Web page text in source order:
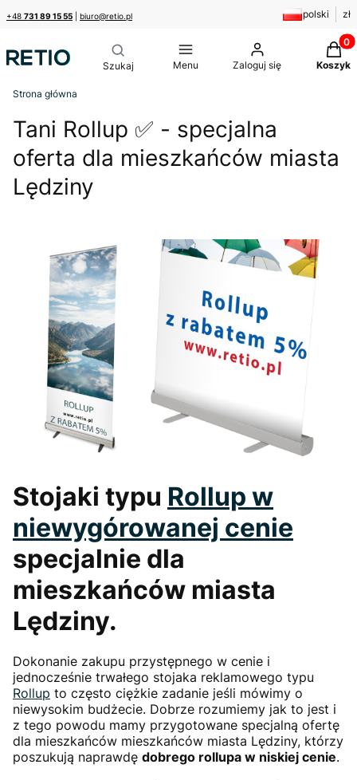
+48 731 89 15 55 biuro@retio.pl polski zł
Menu Zaloguj się Koszyk
Strona główna
Tani Rollup ✅ - specjalna
oferta dla mieszkańców miasta
Lędziny
Stojaki typu Rollup w
niewygórowanej cenie
specjalnie dla
mieszkańców miasta
Lędziny.
Dokonanie zakupu przystępnego w cenie i
jednocześnie trwałego stojaka reklamowego typu
Rollup to często ciężkie zadanie jeśli mówimy o
niewysokim budżecie. Dobrze rozumiemy jak to jest i
z tego powodu mamy przygotowane specjalną ofertę
dla mieszkańców mieszkańców miasta Lędziny, którzy
poszukują naprawdę dobrego rollupa w niskiej cenie.